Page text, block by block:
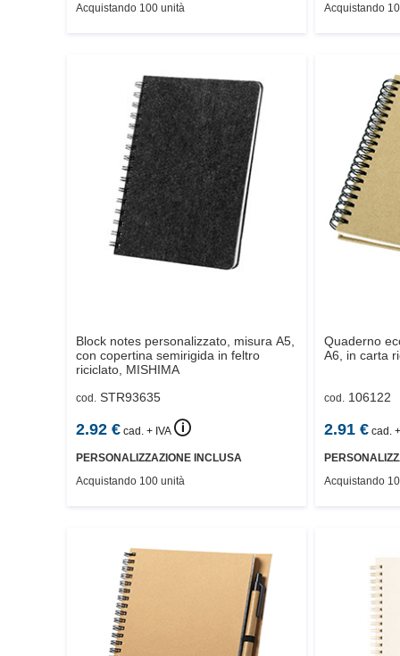
Acquistando 100 unità
Acquistando
Block notes personalizzato, misura A5,
con copertina semirigida in feltro
riciclato, MISHIMA
cod. STR93635
2.92 € cad. + IVA 🛈
PERSONALIZZAZIONE INCLUSA
Acquistando 100 unità
Quaderno
A6, in carta
cod. 106122
2.91€ cad.
Acquistando